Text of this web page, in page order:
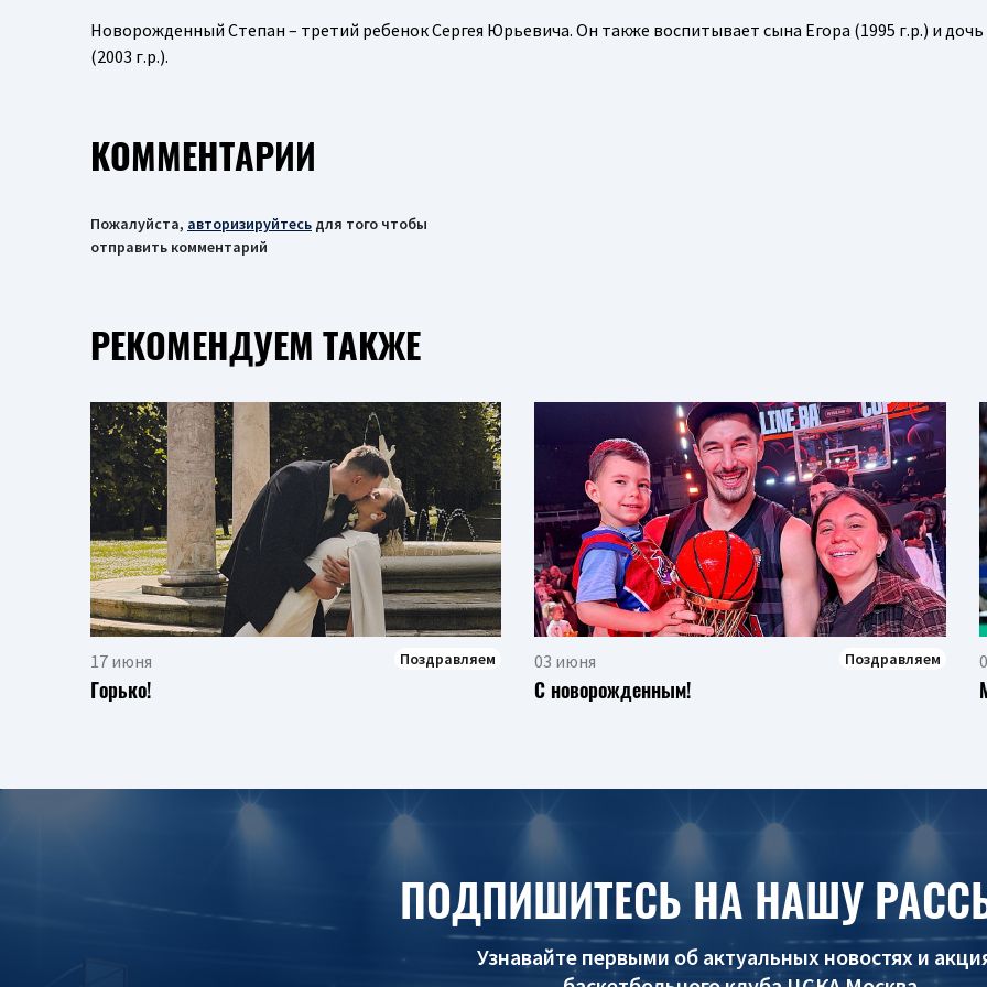
Новорожденный Степан – третий ребенок Сергея Юрьевича. Он также воспитывает сына Егора (1995 г.р.) и
(2003 г.р.).
КОММЕНТАРИИ
Пожалуйста, авторизируйтесь для того чтобы
отправить комментарий
РЕКОМЕНДУЕМ ТАКЖЕ
17 июня Поздравляем
Горько!
03 июня Поздравляем
С новорожденным!
ПОДПИШИТЕСЬ НА НАШУ
Узнавайте первыми об актуальных новостях и